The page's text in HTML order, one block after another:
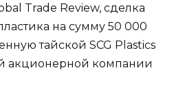
Trade Review, сделка
на сумму 50 000
тайской SCG Plastics
акционерной компании